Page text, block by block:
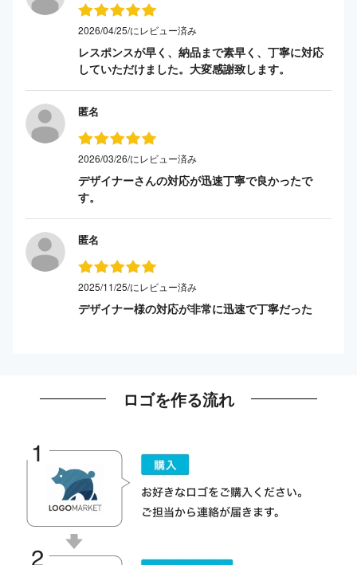
2026/04/25/にレビュー済み
レスポンスが早く、納品まで素早く、丁寧に対応
していただけました。大変感謝致します。
匿名
2026/03/26/にレビュー済み
デザイナーさんの対応が迅速丁寧で良かったで
す。
匿名
2025/11/25/にレビュー済み
デザイナー様の対応が非常に迅速で丁寧だった
ロゴを作る流れ